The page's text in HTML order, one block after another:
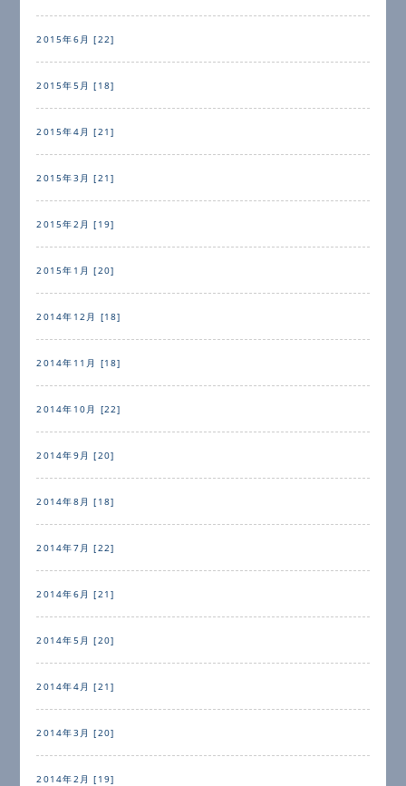
2015年6月 [22]
2015年5月 [18]
2015年4月 [21]
2015年3月 [21]
2015年2月 [19]
2015年1月 [20]
2014年12月 [18]
2014年11月 [18]
2014年10月 [22]
2014年9月 [20]
2014年8月 [18]
2014年7月 [22]
2014年6月 [21]
2014年5月 [20]
2014年4月 [21]
2014年3月 [20]
2014年2月 [19]